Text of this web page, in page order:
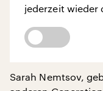
jederzeit wieder
Sarah Nemtsov,